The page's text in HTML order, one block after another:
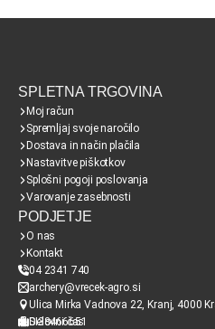
SPLETNA TRGOVINA
Moj račun
Spremljaj svoje naročilo
Dostava in način plačila
Nastavitve piškotkov
Splošni pogoji poslovanja
Varovanje zasebnosti
PODJETJE
O nas
Kontakt
04 2341 740
archery@vrecek-agro.si
Ulica Mirka Vadnova 22, Kranj, 4000
SI38466651
Delovni čas